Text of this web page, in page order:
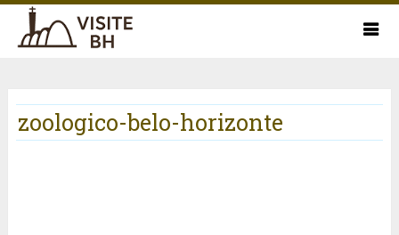
zoologico-belo-horizonte